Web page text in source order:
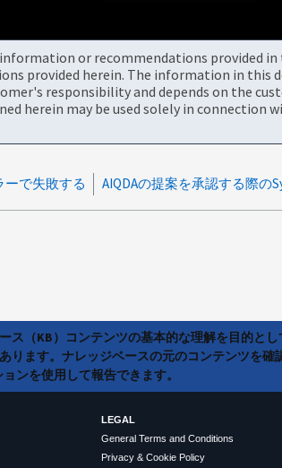
or recommendations provided
provided herein. The information in this
responsibility and depends on the
herein may be used solely in connection
ーで失敗する
（KB）コンテンツの基本的な理解を目的と
ます。ナレッジベースの元のコンテンツを
ンを使用して報告できます。
LEGAL
General Terms and Conditions
Privacy & Cookie Policy